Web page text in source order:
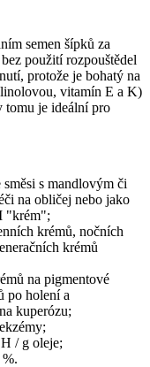
semen šípků za
použití rozpouštědel
protože je bohatý na
vitamín E a K)
tomu je ideální pro
s mandlovým či
na obličej nebo jako
"krém";
krémů, nočních
krémů
na pigmentové
po holení a
kuperózu;
/ g oleje;